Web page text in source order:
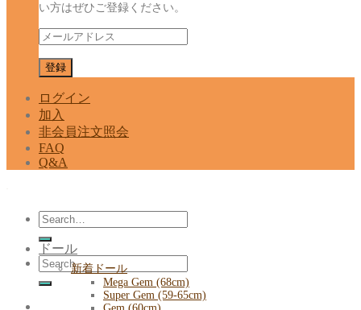
い方はぜひご登録ください。
ログイン
加入
非会員注文照会
FAQ
Q&A
Search
for:
Search
for:
ドール
新着ドール
Mega Gem (68cm)
Super Gem (59-65cm)